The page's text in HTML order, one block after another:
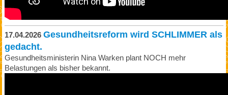
17.04.2026 Gesundheitsreform wird SCHLIMMER als
gedacht.
Gesundheitsministerin Nina Warken plant NOCH mehr
Belastungen als bisher bekannt.